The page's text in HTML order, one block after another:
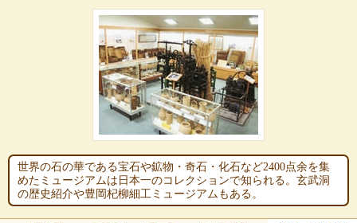
世界の石の華である宝石や鉱物・奇石・化石など2400点余を集
めたミュージアムは日本一のコレクションで知られる。玄武洞
の歴史紹介や豊岡杞柳細工ミュージアムもある。